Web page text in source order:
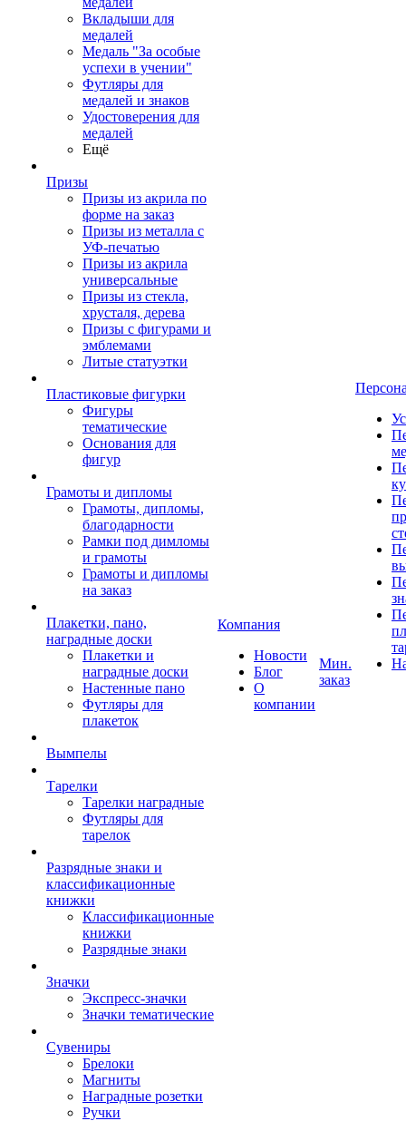
Вкладыши для
медалей
Медаль "За особые
успехи в учении"
Футляры для
медалей и знаков
Удостоверения для
медалей
Ещё
Призы
Призы из акрила по
форме на заказ
Призы из металла с
УФ-печатью
Призы из акрила
универсальные
Призы из стекла,
хрусталя, дерева
Призы с фигурами и
эмблемами
Литые статуэтки
Пластиковые фигурки
Фигуры
тематические
Основания для
фигур
Грамоты и дипломы
Грамоты, дипломы,
благодарности
Рамки под димломы
и грамоты
Грамоты и дипломы
на заказ
Плакетки, пано,
наградные доски
Плакетки и
наградные доски
Настенные пано
Футляры для
плакеток
Вымпелы
Тарелки
Тарелки наградные
Футляры для
тарелок
Разрядные знаки и
классификационные
книжки
Классификационные
книжки
Разрядные знаки
Значки
Экспресс-значки
Значки тематические
Сувениры
Брелоки
Магниты
Наградные розетки
Ручки
Компания
Новости
Блог
О
компании
Мин.
заказ